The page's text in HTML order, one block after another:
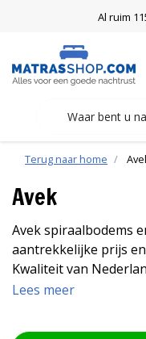
Al ruim
Terug naar home
Avek
Avek spiraalbodems
aantrekkelijke prijs
Kwaliteit van
Lees meer